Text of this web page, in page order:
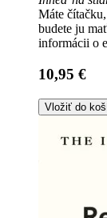
Máte
budete ju
informácii o
10,95 €
Vložiť do